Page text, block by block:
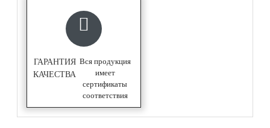
ГАРАНТИЯ
КАЧЕСТВА
Вся продукция
имеет
сертификаты
соответствия